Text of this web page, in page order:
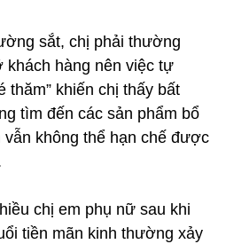
sắt, chị phải thường
khách hàng nên việc tự
thăm” khiến chị thấy bất
tìm đến các sản phẩm bổ
vẫn không thể hạn chế được
chị em phụ nữ sau khi
tiền mãn kinh thường xảy